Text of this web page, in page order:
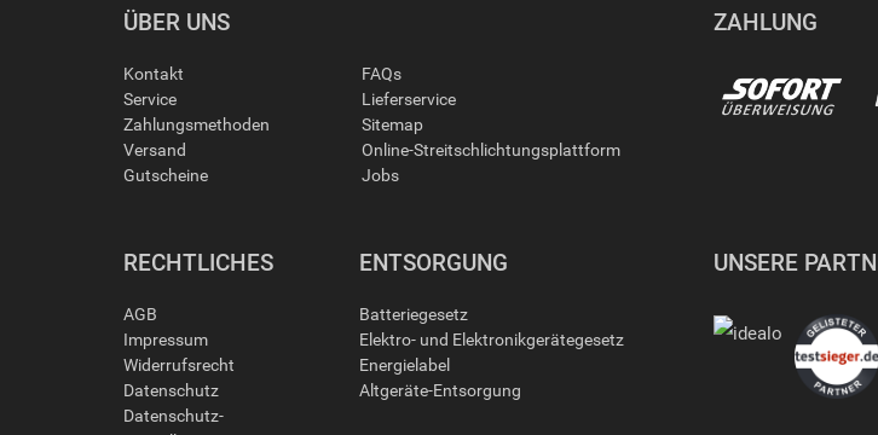
ÜBER UNS
Kontakt
Service
Zahlungsmethoden
Versand
Gutscheine
FAQs
Lieferservice
Sitemap
Online-Streitschlichtungsplattform
Jobs
ZAHLUNG
RECHTLICHES
AGB
Impressum
Widerrufsrecht
Datenschutz
Datenschutz-
ENTSORGUNG
Batteriegesetz
Elektro- und Elektronikgerätegesetz
Energielabel
Altgeräte-Entsorgung
UNSERE